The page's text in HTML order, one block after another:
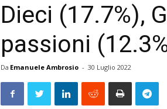
Dieci (17.7%),
passioni
Da Emanuele Ambrosio - 30 Luglio 2022